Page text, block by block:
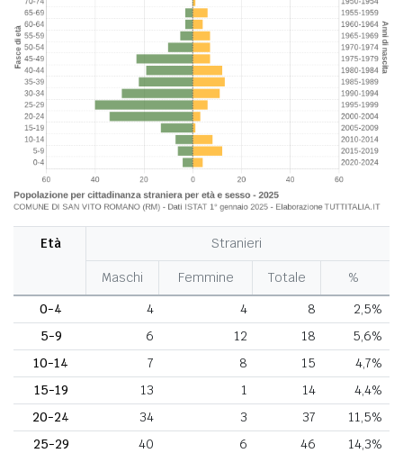
Età Stranieri
Maschi Femmine Totale
%
0-4
4 4 8
2,5%
5-9
6 12 18
5,6%
10-14
7 8 15
4,7%
15-19
13 1 14
4,4%
20-24
34 3 37
11,5%
25-29
40 6 46
14,3%